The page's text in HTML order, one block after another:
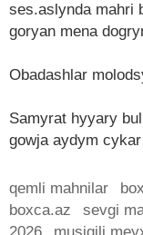
ses.aslynda mahri
goryan mena
Obadashlar
Samyrat hyyary
gowja aydym
qemli mahnilar
boxca.az
sevgi